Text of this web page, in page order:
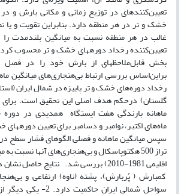
تعیین‌‌کننده‏ای در توزیع زمانی و مکانی بارش و
خشک و تر در هر منطقه دارد. بنابراین تقویت و
غالب در هر منطقه نسبت به میانگین بلند‌مدت را
تعیین‌‌کننده رخداد دوره‏های خشک و تر محسوب
بخش قابل‌‌ملاحظه‏ای از بارش خود را در فصل
براین‌‌اساس بررسی ارتباط بی‌هنجاری‌های میانگین
رخداد دوره‌های خشک و تر پاییزه در شمال ایران
گلستان) درحکم هدف اصلی این تحقیق است. برای
ماه‌های اکتبر، نوامبر و دسامبر برای تعیین
سپس میانگین ماهانه و فصلی الگو‌های فشار سطح
تراز 500 هکتوپاسکال و بی‌هنجاری‌های آنها نسبت
کم­بارش ( پُربارش)، پشته (ناوه) ارتفاعی و
سواحل شمالی ایران